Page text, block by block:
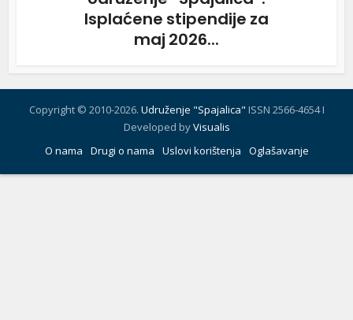
Isplaćene stipendije za
maj 2026...
Copyright © 2010-2026. Udruženje "Spajalica" ISSN 2566-4654 I
Developed byVisualis
O nama
Drugi o nama Uslovi korištenja Oglašavanje